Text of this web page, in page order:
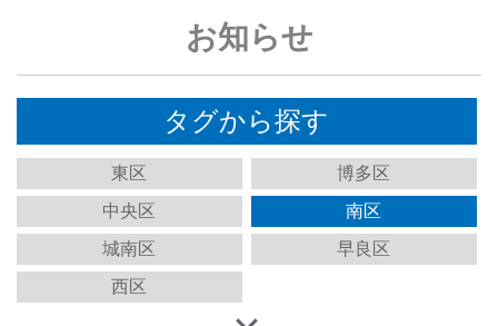
お知らせ
タグから探す
東区
博多区
中央区
南区
城南区
早良区
西区